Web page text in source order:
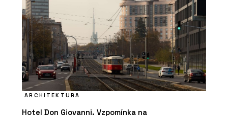
ARCHITEKTURA
Hotel Don Giovanni. Vzpomínka na